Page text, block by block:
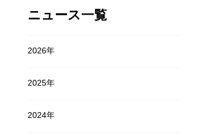
ニュース一覧
2026年
2025年
2024年